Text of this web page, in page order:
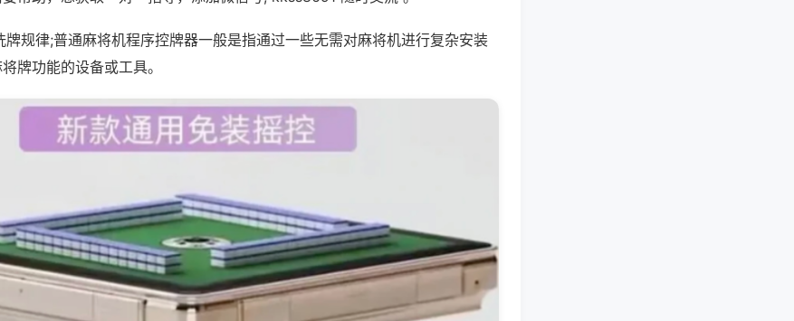
规律;普通麻将机程序控牌器一般是指通过一些无需对麻将机进行复杂安装
牌功能的设备或工具。